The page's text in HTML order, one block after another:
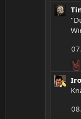
n
e
a
e
R
e
a
k
t